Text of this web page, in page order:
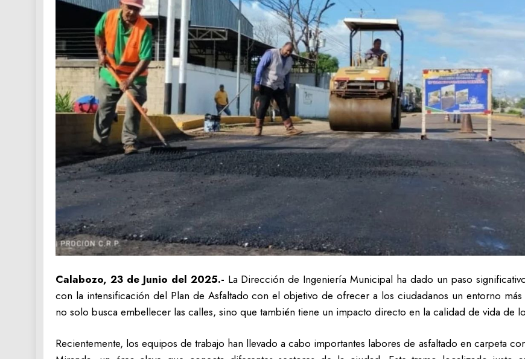
Calabozo, 23 de Junio del 2025.- La Dirección de Ingeniería Municipal ha dado un paso
con la intensificación del Plan de Asfaltado con el objetivo de ofrecer a los ciudadanos un entorno
no solo busca embellecer las calles, sino que también tiene un impacto directo en la calidad de vida de
Recientemente, los equipos de trabajo han llevado a cabo importantes labores de asfaltado en carpeta